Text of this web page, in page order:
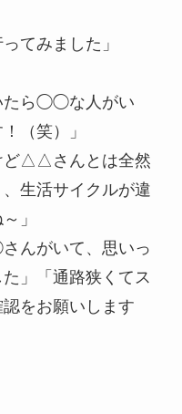
てみました」
たら◯◯な人がい
（笑）」
ど△△さんとは全然
生活サイクルが違
」
んがいて、思いっ
」「通路狭くてス
をお願いします